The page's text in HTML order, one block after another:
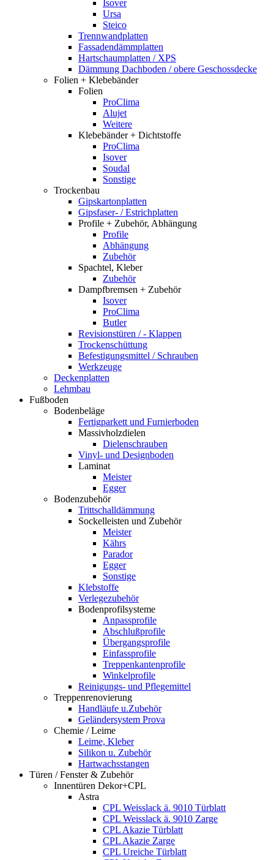
Isover
Ursa
Steico
Trennwandplatten
Fassadendämmplatten
Hartschaumplatten / XPS
Dämmung Dachboden / obere Geschossdecke
Folien + Klebebänder
Folien
ProClima
Alujet
Weitere
Klebebänder + Dichtstoffe
ProClima
Isover
Soudal
Sonstige
Trockenbau
Gipskartonplatten
Gipsfaser- / Estrichplatten
Profile + Zubehör, Abhängung
Profile
Abhängung
Zubehör
Spachtel, Kleber
Zubehör
Dampfbremsen + Zubehör
Isover
ProClima
Butler
Revisionstüren / - Klappen
Trockenschüttung
Befestigungsmittel / Schrauben
Werkzeuge
Deckenplatten
Lehmbau
Fußboden
Bodenbeläge
Fertigparkett und Furnierboden
Massivholzdielen
Dielenschrauben
Vinyl- und Designboden
Laminat
Meister
Egger
Bodenzubehör
Trittschalldämmung
Sockelleisten und Zubehör
Meister
Kährs
Parador
Egger
Sonstige
Klebstoffe
Verlegezubehör
Bodenprofilsysteme
Anpassprofile
Abschlußprofile
Übergangsprofile
Einfassprofile
Treppenkantenprofile
Winkelprofile
Reinigungs- und Pflegemittel
Treppenrenovierung
Handläufe u.Zubehör
Geländersystem Prova
Chemie / Leime
Leime, Kleber
Silikon u. Zubehör
Hartwachsstangen
Türen / Fenster & Zubehör
Innentüren Dekor+CPL
Astra
CPL Weisslack ä. 9010 Türblatt
CPL Weisslack ä. 9010 Zarge
CPL Akazie Türblatt
CPL Akazie Zarge
CPL Ureiche Türblatt